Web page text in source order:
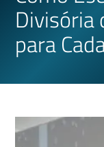
Divisória
para